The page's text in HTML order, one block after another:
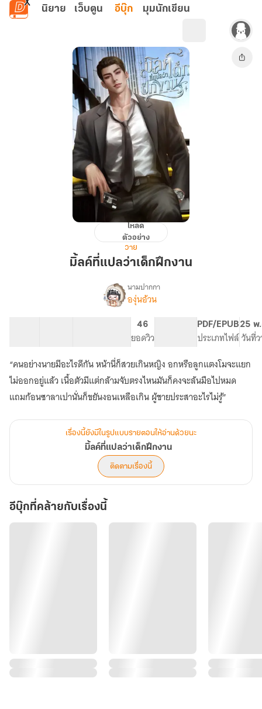
ข้ามไปยังเนื้อหาหลัก
นิยาย เว็บตูน อีบุ๊ก มุมนักเขียน
แปล
โหลด
ตัวอย่าง
วาย
มิ้ลค์ที่แปลว่าเด็กฝึกงาน
เรื่อ
มิ้ลค์
ที่
แปล
ว่า
เด็ก
ฝึกงาน
นามปากกา
องุ่นอ้วน
46
ยอดวิว
PDF/EPUB
ประเภทไฟล์
25 พ
วันที่
“คนอย่างนายมีอะไรดีกัน หน้านี่ก็สวยเกินหญิง อกหรือลูกแตงโมจะแยก
ไม่ออกอยู่แล้ว เนื้อตัวมีแต่กล้ามจับตรงไหนมันก็คงจะล้นมือไปหมด
แถมก้อนซาลาเปานั่นก็ขยันงอนเหลือเกิน ผู้ชายประสาอะไรไม่รู้”
เรื่องนี้ยังมีในรูปแบบรายตอนให้อ่านด้วยนะ
มิ้ลค์ที่แปลว่าเด็กฝึกงาน
ติดตามเรื่องนี้
อีบุ๊กที่คล้ายกับเรื่องนี้